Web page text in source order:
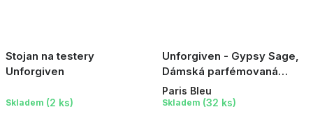
Stojan na testery
Unforgiven
Skladem (2 ks)
Unforgiven - Gypsy Sage,
Dámská parfémovaná
voda, 100 ml
Paris Bleu
Skladem (32 ks)